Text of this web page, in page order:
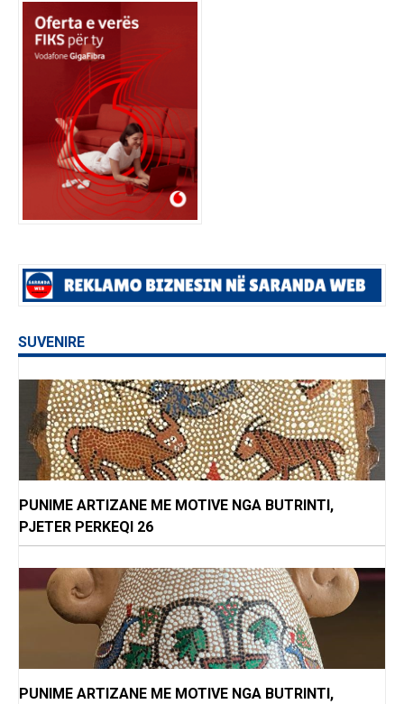
SUVENIRE
PUNIME ARTIZANE ME MOTIVE NGA BUTRINTI,
PJETER PERKEQI 26
PUNIME ARTIZANE ME MOTIVE NGA BUTRINTI,